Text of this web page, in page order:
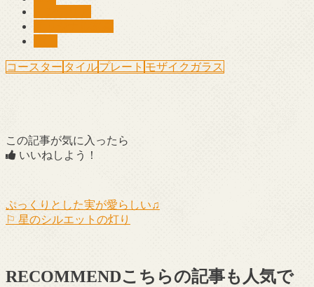
コースター タイルプレート モザイクガラス
この記事が気に入ったら
いいねしよう！
ぷっくりとした実が愛らしい♫
⚐ 星のシルエットの灯り
RECOMMENDこちらの記事も人気で